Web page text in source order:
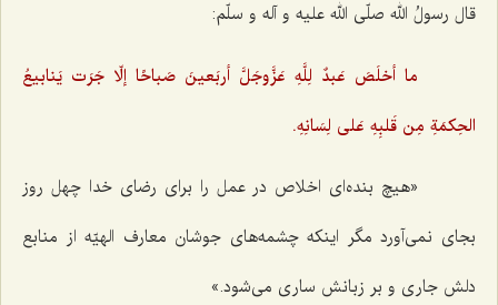
قال رسولُ الله صلّی الله علیه و آله و سلّم:
ما أخلَصَ عَبدٌ لِلَّهِ عَزَّوجَلَّ أربَعینَ صَباحًا إلّا جَرَت یَنابیعُ
الحِکمَةِ مِن قَلبِهِ عَلی لِسَانِهِ.
«هیچ بنده‌ای اخلاص در عمل را برای رضای خدا چهل روز
بجای نمی‌آورد مگر اینکه چشمه‌های جوشان معارف الهیّه از منابع
دلش جاری و بر زبانش ساری می‌شود.»